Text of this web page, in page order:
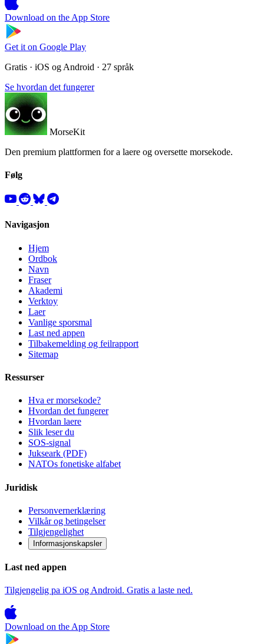
Download on the App Store
Get it on Google Play
Gratis · iOS og Android · 27 språk
Se hvordan det fungerer
MorseKit
Den premium plattformen for a laere og oversette morsekode.
Følg
Navigasjon
Hjem
Ordbok
Navn
Fraser
Akademi
Verktoy
Laer
Vanlige sporsmal
Last ned appen
Tilbakemelding og feilrapport
Sitemap
Ressurser
Hva er morsekode?
Hvordan det fungerer
Hvordan laere
Slik leser du
SOS-signal
Jukseark (PDF)
NATOs fonetiske alfabet
Juridisk
Personvernerklæring
Vilkår og betingelser
Tilgjengelighet
Informasjonskapsler
Last ned appen
Tilgjengelig pa iOS og Android. Gratis a laste ned.
Download on the App Store